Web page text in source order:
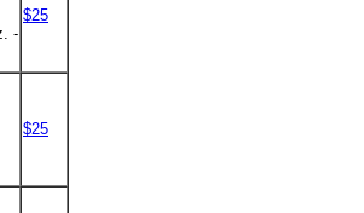
-
$25
$25